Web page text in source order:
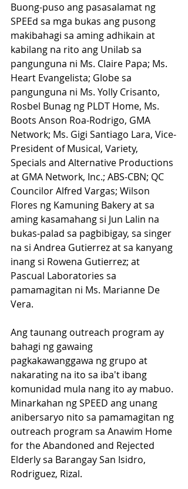
Buong-puso ang pasasalamat ng
SPEEd sa mga bukas ang pusong
makibahagi sa aming adhikain at
kabilang na rito ang Unilab sa
pangunguna ni Ms. Claire Papa; Ms.
Heart Evangelista; Globe sa
pangunguna ni Ms. Yolly Crisanto,
Rosbel Bunag ng PLDT Home, Ms.
Boots Anson Roa-Rodrigo, GMA
Network; Ms. Gigi Santiago Lara, Vice-
President of Musical, Variety,
Specials and Alternative Productions
at GMA Network, Inc.; ABS-CBN; QC
Councilor Alfred Vargas; Wilson
Flores ng Kamuning Bakery at sa
aming kasamahang si Jun Lalin na
bukas-palad sa pagbibigay, sa singer
na si Andrea Gutierrez at sa kanyang
inang si Rowena Gutierrez; at
Pascual Laboratories sa
pamamagitan ni Ms. Marianne De
Vera.
Ang taunang outreach program ay
bahagi ng gawaing
pagkakawanggawa ng grupo at
nakarating na ito sa iba't ibang
komunidad mula nang ito ay mabuo.
Minarkahan ng SPEED ang unang
anibersaryo nito sa pamamagitan ng
outreach program sa Anawim Home
for the Abandoned and Rejected
Elderly sa Barangay San Isidro,
Rodriguez, Rizal.